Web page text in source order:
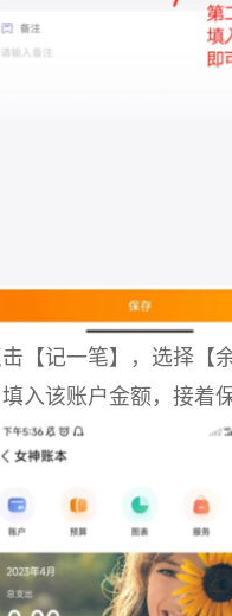
【记一笔】，选择【
入该账户金额，接着